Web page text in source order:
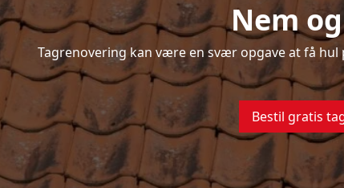
Nem
Tagrenovering kan være en svær opgave at få
Bestil gratis